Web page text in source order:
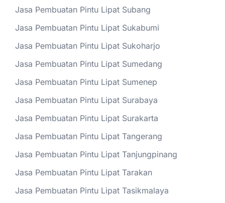
Jasa Pembuatan Pintu Lipat Subang
Jasa Pembuatan Pintu Lipat Sukabumi
Jasa Pembuatan Pintu Lipat Sukoharjo
Jasa Pembuatan Pintu Lipat Sumedang
Jasa Pembuatan Pintu Lipat Sumenep
Jasa Pembuatan Pintu Lipat Surabaya
Jasa Pembuatan Pintu Lipat Surakarta
Jasa Pembuatan Pintu Lipat Tangerang
Jasa Pembuatan Pintu Lipat Tanjungpinang
Jasa Pembuatan Pintu Lipat Tarakan
Jasa Pembuatan Pintu Lipat Tasikmalaya